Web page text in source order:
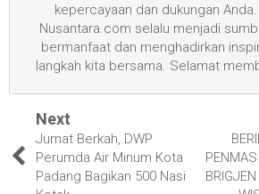
kepercayaan dan dukungan
Nusantara.com selalu menjadi
bermanfaat dan menghadirkan
langkah kita bersama. Selamat
Next
Jumat Berkah, DWP
Perumda Air Minum Kota
Padang Bagikan 500 Nasi